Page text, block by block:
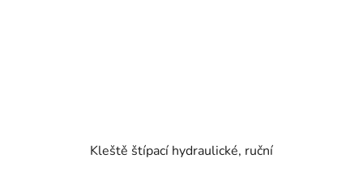
Kleště štípací hydraulické, ruční